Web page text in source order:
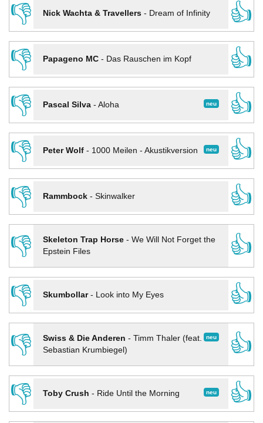
👎
Nick Wachta & Travellers- Dream of Infinity
👍
👎
Papageno MC- Das Rauschen im Kopf
👍
👎
neu
Pascal Silva- Aloha
👍
👎
neu
Peter Wolf- 1000 Meilen - Akustikversion
👍
👎
Rammbock- Skinwalker
👍
👎
Skeleton Trap Horse- We Will Not Forget the
Epstein Files
👍
👎
Skumbollar- Look into My Eyes
👍
👎
neu
Swiss & Die Anderen - Timm Thaler (feat.
Sebastian Krumbiegel)
👍
👎
neu
Toby Crush - Ride Until the Morning
👍